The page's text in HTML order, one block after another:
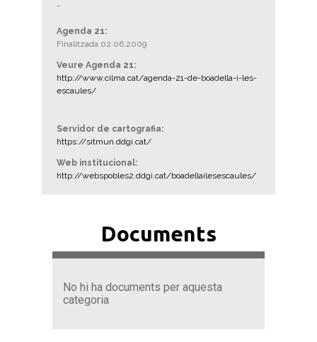
-
Agenda 21:
Finalitzada 02.06.2009
Veure Agenda 21:
http://www.cilma.cat/agenda-21-de-boadella-i-les-
escaules/
Servidor de cartografia:
https://sitmun.ddgi.cat/
Web institucional:
http://webspobles2.ddgi.cat/boadellailesescaules/
Documents
No hi ha documents per aquesta
categoria